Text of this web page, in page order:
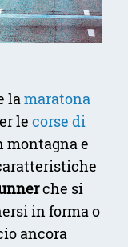
lamaratona
le corse di
montagna e
che si
in forma o
ancora